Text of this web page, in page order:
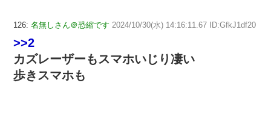
126: 名無しさん＠恐縮です 2024/10/30(水) 14:16:11.67 ID:GfkJ1df20
>>2
カズレーザーもスマホいじり凄い
歩きスマホも